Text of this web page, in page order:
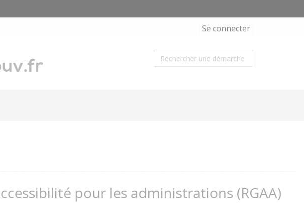
Se connecter
pour les administrations (RGAA)